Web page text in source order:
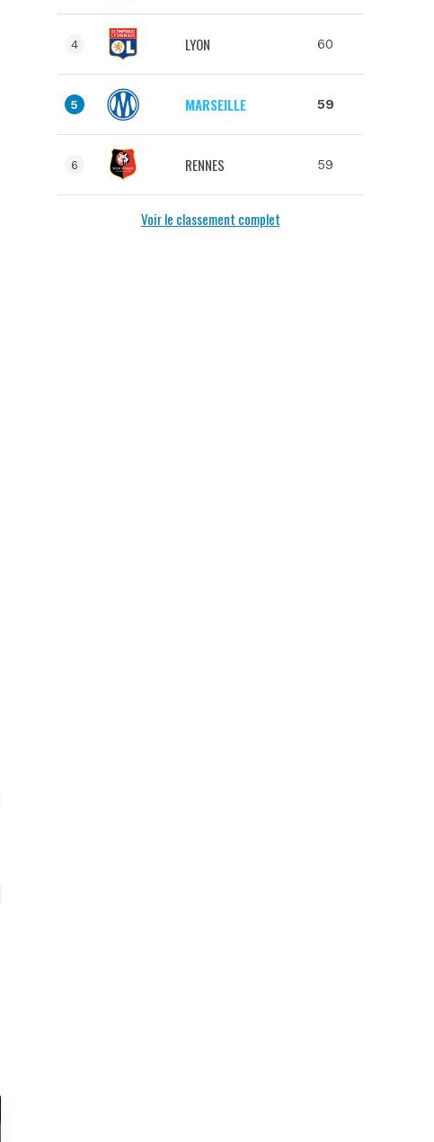
4 LYON 60
5 MARSEILLE 59
6 RENNES 59
Voir le classement complet